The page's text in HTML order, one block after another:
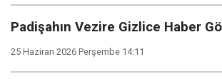
Padişahın Vezire Gizlice Haber
25 Haziran 2026 Perşembe 14:11